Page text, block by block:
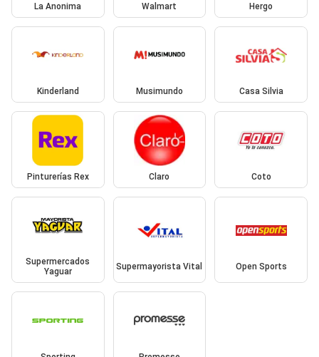
La Anonima Walmart Hergo
Kinderland Musimundo Casa Silvia
Pinturerías Rex Claro Coto
Supermercados
Yaguar
Supermayorista Vital Open Sports